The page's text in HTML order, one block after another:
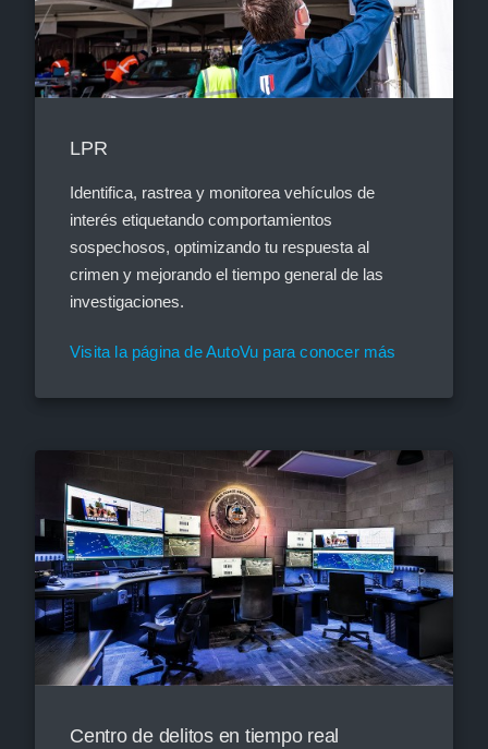
LPR
Identifica, rastrea y monitorea vehículos de
interés etiquetando comportamientos
sospechosos, optimizando tu respuesta al
crimen y mejorando el tiempo general de las
investigaciones.
Visita la página de AutoVu para conocer más
Centro de delitos en tiempo real